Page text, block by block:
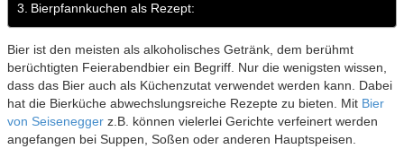
Bierpfannkuchen als Rezept:
Bier ist den meisten als alkoholisches Getränk, dem berühmt
berüchtigten Feierabendbier ein Begriff. Nur die wenigsten wissen,
dass das Bier auch als Küchenzutat verwendet werden kann. Dabei
hat die Bierküche abwechslungsreiche Rezepte zu bieten. Mit Bier
von Seisenegger z.B. können vielerlei Gerichte verfeinert werden
angefangen bei Suppen, Soßen oder anderen Hauptspeisen.